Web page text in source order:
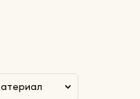
Материал